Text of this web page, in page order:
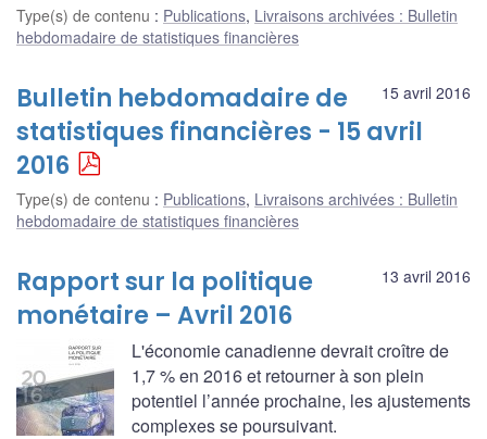
Type(s) de contenu : Publications, Livraisons archivées : Bulletin
hebdomadaire de statistiques financières
15 avril 2016
Bulletin hebdomadaire de
statistiques financières - 15 avril
2016
Type(s) de contenu : Publications, Livraisons archivées : Bulletin
hebdomadaire de statistiques financières
13 avril 2016
Rapport sur la politique
monétaire – Avril 2016
L'économie canadienne devrait croître de
1,7 % en 2016 et retourner à son plein
potentiel l’année prochaine, les ajustements
complexes se poursuivant.